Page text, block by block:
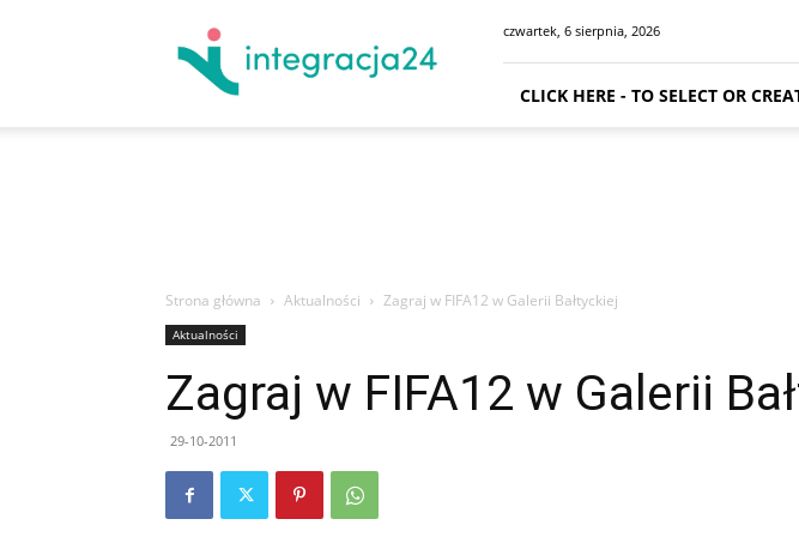
HANDLOWE
GDAŃSK
SKLEPY
czwartek, 6 sierpnia, 2026
CLICK HERE - TO SELECT OR
Strona główna Aktualności Zagraj w FIFA12 w Galerii Bałtyckiej
Aktualności
Zagraj w FIFA12 w Galerii
29-10-2011